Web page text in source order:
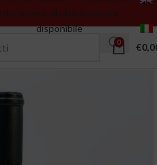
riferiscono all’ultima annata
disponibile
0 €